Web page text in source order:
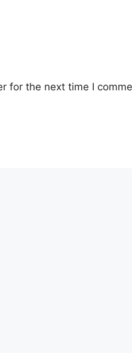
for the next time I